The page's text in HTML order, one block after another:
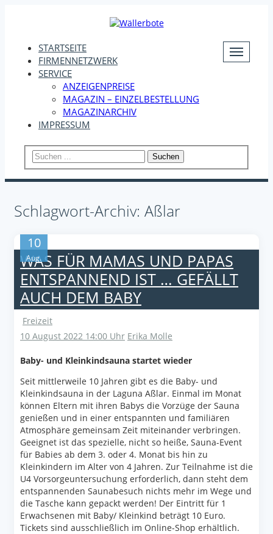
STARTSEITE
FIRMENNETZWERK
SERVICE
ANZEIGENPREISE
MAGAZIN – EINZELBESTELLUNG
MAGAZINARCHIV
IMPRESSUM
Suchen
Schlagwort-Archiv: Aßlar
10
Aug.
WAS FÜR MAMAS UND PAPAS
ENTSPANNEND IST … GEFÄLLT
AUCH DEM BABY
Freizeit
10 August 2022 14:00 Uhr Erika Molle
Baby- und Kleinkindsauna startet wieder
Seit mittlerweile 10 Jahren gibt es die Baby- und
Kleinkindsauna in der Laguna Aßlar. Einmal im Monat
können Eltern mit ihren Babys die Vorzüge der Sauna
genießen und in einer entspannten und familiären
Atmosphäre gemeinsam Zeit miteinander verbringen.
Geeignet ist das spezielle, nicht so heiße, Sauna-Event
für Babies ab dem 3. oder 4. Monat bis hin zu
Kleinkindern im Alter von 4 Jahren. Zur Teilnahme ist die
U4 Vorsorgeuntersuchung erforderlich, dann steht dem
entspannenden Saunabesuch nichts mehr im Wege und
die Tasche kann gepackt werden! Der Eintritt für 1
Erwachsenen mit Baby/ Kleinkind beträgt 10 Euro.
Tickets sind ausschließlich im Online-Shop erhältlich.